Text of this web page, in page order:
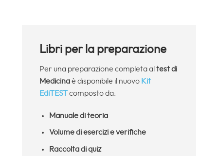
Libri per la preparazione
Per una preparazione completa al test di
Medicinaè disponibile il nuovo Kit
EdiTESTcomposto da:
Manuale di teoria
Volume di esercizi e verifiche
Raccolta di quiz